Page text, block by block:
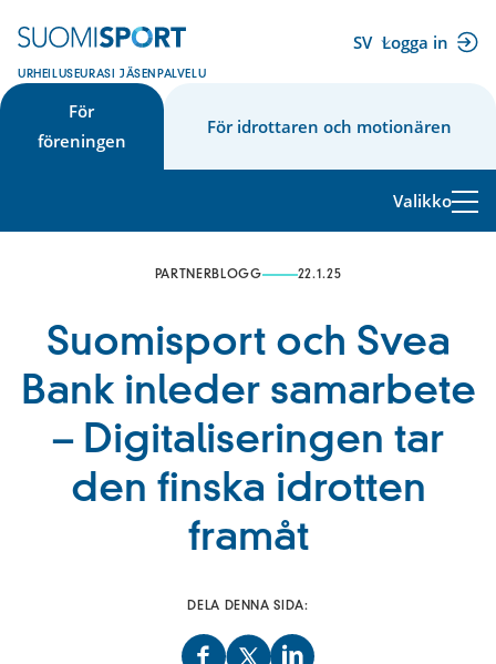
till
URHEILUSEURASI JÄSENPALVELU
SV Logga in
(extern
För
föreningen
För idrottaren och motionären
Valikko
PARTNERBLOGG 22.1.25
Suomisport och Svea
Bank inleder samarbete
– Digitaliseringen tar
den finska idrotten
framåt
DELA DENNA SIDA: